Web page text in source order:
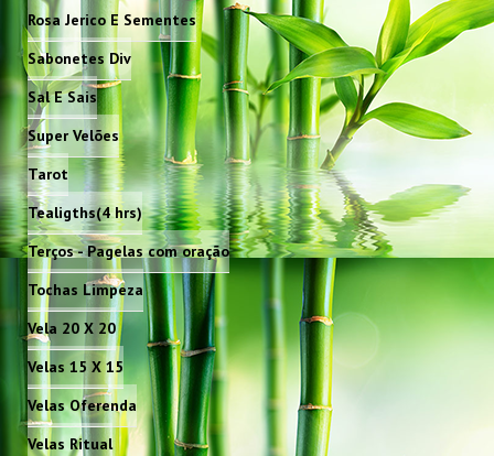
Rosa Jerico E Sementes
Sabonetes Div
Sal E Sais
Super Velões
Tarot
Tealigths(4 hrs)
Terços - Pagelas com oração
Tochas Limpeza
Vela 20 X 20
Velas 15 X 15
Velas Oferenda
Velas Ritual